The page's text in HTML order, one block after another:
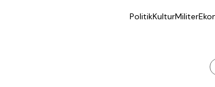
PolitikKulturMiliter